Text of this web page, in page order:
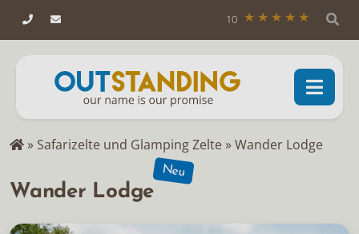
10
» Safarizelte und Glamping Zelte »Wander Lodge
Wander Lodge
Neu